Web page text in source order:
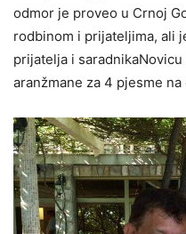
odmor je proveo u Crnoj
rodbinom i prijateljima, ali
prijatelja i
aranžmane za 4 pjesme na